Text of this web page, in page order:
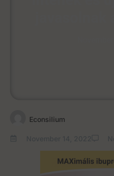
Econsilium